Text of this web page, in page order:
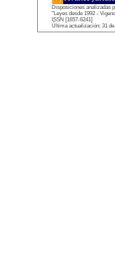
Disposiciones analizadas
"Leyes desde 1992 -
ISSN [1657-6241]
Última actualización: 31